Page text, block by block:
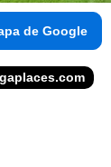
de Google